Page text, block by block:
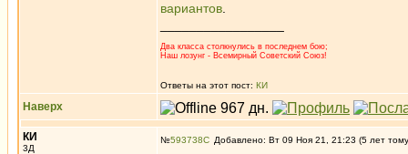
вариантов
Два класса столкнулись в последнем бою;
Наш лозунг - Всемирный Советский Союз!
Ответы на этот пост: КИ
Наверх
КИ
3Д
№593738 Добавлено: Вт 09 Ноя 21, 21:23 (5 лет